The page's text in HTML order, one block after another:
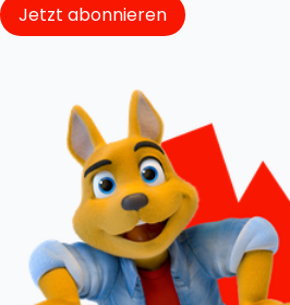
Jetzt abonnieren